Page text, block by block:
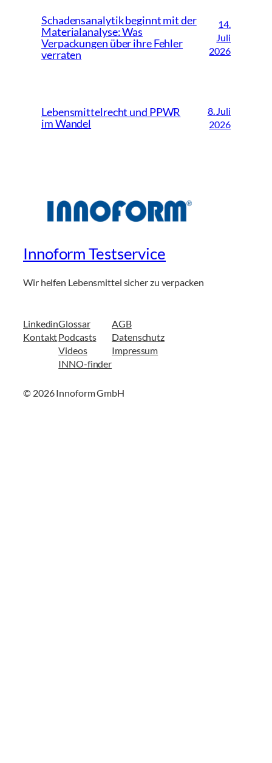
Schadensanalytik beginnt mit der
Materialanalyse: Was
Verpackungen über ihre Fehler
verraten
14.
Juli
2026
Lebensmittelrecht und PPWR
im Wandel
8. Juli
2026
Innoform Testservice
Wir helfen Lebensmittel sicher zu verpacken
Linkedin
Kontakt
Glossar
Podcasts
Videos
INNO-finder
AGB
Datenschutz
Impressum
© 2026 Innoform GmbH